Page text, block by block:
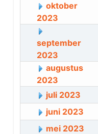
oktober
2023
september
2023
augustus
2023
juli 2023
juni 2023
mei 2023